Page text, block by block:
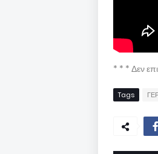
* * * Δεν
Tags